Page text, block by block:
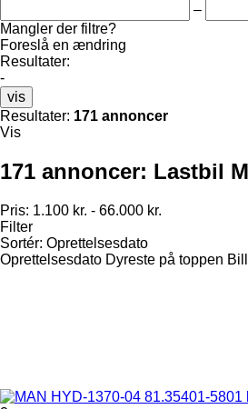
–
Mangler der filtre?
Foreslå en ændring
Resultater:
-
vis
Resultater: 171 annoncer
Vis
171 annoncer: Lastbil
Pris: 1.100 kr. - 66.000 kr.
Filter
Sortér: Oprettelsesdato
Oprettelsesdato Dyreste på toppen